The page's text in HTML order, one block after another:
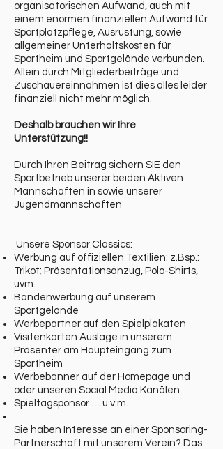
organisatorischen Aufwand, auch mit
einem enormen finanziellen Aufwand für
Sportplatzpflege, Ausrüstung, sowie
allgemeiner Unterhaltskosten für
Sportheim und Sportgelände verbunden.
Allein durch Mitgliederbeiträge und
Zuschauereinnahmen ist dies alles leider
finanziell nicht mehr möglich.
Deshalb brauchen wir Ihre
Unterstützung!!
Durch Ihren Beitrag sichern SIE den
Sportbetrieb unserer beiden Aktiven
Mannschaften in sowie unserer
Jugendmannschaften
Unsere Sponsor Classics:
Werbung auf offiziellen Textilien: z.Bsp.:
Trikot; Präsentationsanzug, Polo-Shirts,
uvm.
Bandenwerbung auf unserem
Sportgelände
Werbepartner auf den Spielplakaten
Visitenkarten Auslage in unserem
Präsenter am Haupteingang zum
Sportheim
Werbebanner auf der Homepage und
oder unseren Social Media Kanälen
Spieltagsponsor … u.v.m.
Sie haben Interesse an einer Sponsoring-
Partnerschaft mit unserem Verein? Das